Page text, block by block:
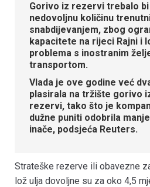
Gorivo iz rezervi trebalo
nedovoljnu količinu
snabdijevanjem, zbog
kapacitete na rijeci Rajni i
problema s inostranim
transportom.
Vlada je ove godine već
plasirala na tržište gorivo
rezervi, tako što je
dužne puniti odobrila
inače, podsjeća Reuters.
Strateške rezerve ili obavezne
lož ulja dovoljne su za oko 4,5